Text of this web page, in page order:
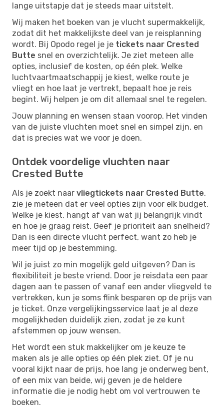
lange uitstapje dat je steeds maar uitstelt.
Wij maken het boeken van je vlucht supermakkelijk,
zodat dit het makkelijkste deel van je reisplanning
wordt. Bij Opodo regel je je tickets naar Crested
Butte snel en overzichtelijk. Je ziet meteen alle
opties, inclusief de kosten, op één plek. Welke
luchtvaartmaatschappij je kiest, welke route je
vliegt en hoe laat je vertrekt, bepaalt hoe je reis
begint. Wij helpen je om dit allemaal snel te regelen.
Jouw planning en wensen staan voorop. Het vinden
van de juiste vluchten moet snel en simpel zijn, en
dat is precies wat we voor je doen.
Ontdek voordelige vluchten naar
Crested Butte
Als je zoekt naar vliegtickets naar Crested Butte,
zie je meteen dat er veel opties zijn voor elk budget.
Welke je kiest, hangt af van wat jij belangrijk vindt
en hoe je graag reist. Geef je prioriteit aan snelheid?
Dan is een directe vlucht perfect, want zo heb je
meer tijd op je bestemming.
Wil je juist zo min mogelijk geld uitgeven? Dan is
flexibiliteit je beste vriend. Door je reisdata een paar
dagen aan te passen of vanaf een ander vliegveld te
vertrekken, kun je soms flink besparen op de prijs van
je ticket. Onze vergelijkingsservice laat je al deze
mogelijkheden duidelijk zien, zodat je ze kunt
afstemmen op jouw wensen.
Het wordt een stuk makkelijker om je keuze te
maken als je alle opties op één plek ziet. Of je nu
vooral kijkt naar de prijs, hoe lang je onderweg bent,
of een mix van beide, wij geven je de heldere
informatie die je nodig hebt om vol vertrouwen te
boeken.